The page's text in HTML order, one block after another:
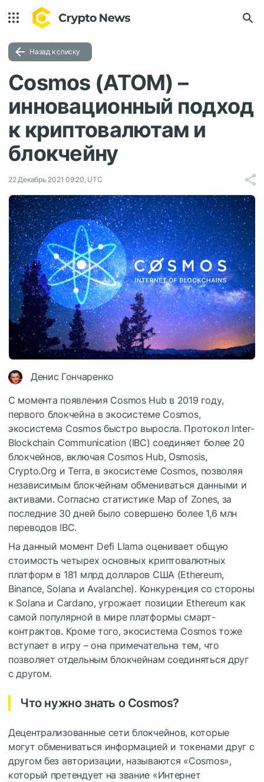
Назад к списку
Cosmos (ATOM) –
инновационный подход
к криптовалютам и
блокчейну
22 Декабрь 2021 09:20, UTC
Денис Гончаренко
С момента появления Cosmos Hub в 2019 году,
первого блокчейна в экосистеме Cosmos,
экосистема Cosmos быстро выросла. Протокол Inter-
Blockchain Communication (IBC) соединяет более 20
блокчейнов, включая Cosmos Hub, Osmosis,
Crypto.Org и Terra, в экосистеме Cosmos, позволяя
независимым блокчейнам обмениваться данными и
активами. Согласно статистике Map of Zones, за
последние 30 дней было совершено более 1,6 млн
переводов IBC.
На данный момент Defi Llama оценивает общую
стоимость четырех основных криптовалютных
платформ в 181 млрд долларов США (Ethereum,
Binance, Solana и Avalanche). Конкуренция со стороны
к Solana и Cardano, угрожает позиции Ethereum как
самой популярной в мире платформы смарт-
контрактов. Кроме того, экосистема Cosmos тоже
вступает в игру – она примечательна тем, что
позволяет отдельным блокчейнам соединяться друг
с другом.
Что нужно знать о Cosmos?
Децентрализованные сети блокчейнов, которые
могут обмениваться информацией и токенами друг с
другом без авторизации, называются «Cosmos»,
который претендует на звание «Интернет